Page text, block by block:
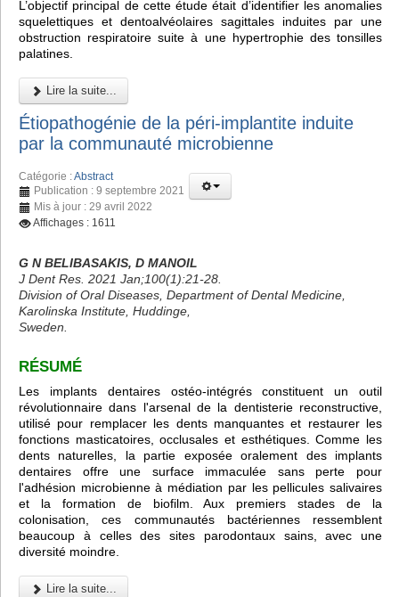
L’objectif principal de cette étude était d’identifier les anomalies
squelettiques et dentoalvéolaires sagittales induites par une
obstruction respiratoire suite à une hypertrophie des tonsilles
palatines.
Lire la suite...
Étiopathogénie de la péri-implantite induite
par la communauté microbienne
Catégorie :Abstract
Publication : 9 septembre 2021
Mis à jour : 29 avril 2022
Affichages : 1611
G N BELIBASAKIS, D MANOIL
J Dent Res. 2021 Jan;100(1):21-28.
Division of Oral Diseases, Department of Dental Medicine,
Karolinska Institute, Huddinge,
Sweden.
RÉSUMÉ
Les implants dentaires ostéo-intégrés constituent un outil
révolutionnaire dans l'arsenal de la dentisterie reconstructive,
utilisé pour remplacer les dents manquantes et restaurer les
fonctions masticatoires, occlusales et esthétiques. Comme les
dents naturelles, la partie exposée oralement des implants
dentaires offre une surface immaculée sans perte pour
l'adhésion microbienne à médiation par les pellicules salivaires
et la formation de biofilm. Aux premiers stades de la
colonisation, ces communautés bactériennes ressemblent
beaucoup à celles des sites parodontaux sains, avec une
diversité moindre.
Lire la suite...